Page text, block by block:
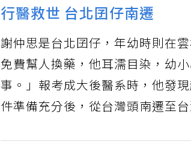
行醫救世 台北囝仔南遷
謝仲思是台北囝仔，年幼時則在
免費幫人換藥，他耳濡目染，幼
事。」報考成大後醫系時，他發
件準備充分後，從台灣頭南遷至